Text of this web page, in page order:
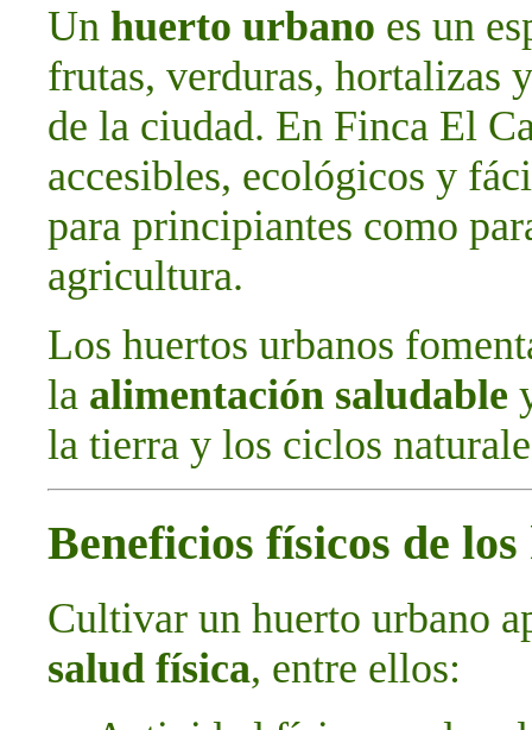
Un huerto urbano es un
frutas, verduras, hortalizas
de la ciudad. En Finca El
accesibles, ecológicos y
para principiantes como
agricultura.
Los huertos urbanos
la alimentación saludable
la tierra y los ciclos
Beneficios físicos de
Cultivar un huerto urbano
salud física, entre ellos: